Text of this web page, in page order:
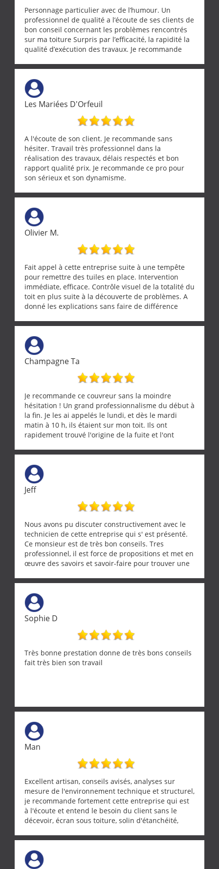
Personnage particulier avec de l’humour. Un
professionnel de qualité a l’écoute de ses clients de
bon conseil concernant les problèmes rencontrés
sur ma toiture Surpris par l’efficacité, la rapidité la
qualité d’exécution des travaux. Je recommande
Les Mariées D'Orfeuil
A l'écoute de son client. Je recommande sans
hésiter. Travail très professionnel dans la
réalisation des travaux, délais respectés et bon
rapport qualité prix. Je recommande ce pro pour
son sérieux et son dynamisme.
Olivier M.
Fait appel à cette entreprise suite à une tempête
pour remettre des tuiles en place. Intervention
immédiate, efficace. Contrôle visuel de la totalité du
toit en plus suite à la découverte de problèmes. A
donné les explications sans faire de différence
Champagne Ta
Je recommande ce couvreur sans la moindre
hésitation ! Un grand professionnalisme du début à
la fin. Je les ai appelés le lundi, et dès le mardi
matin à 10 h, ils étaient sur mon toit. Ils ont
rapidement trouvé l'origine de la fuite et l'ont
Une équipe sérieuse, réactive et compétente. C'est
vraiment rassurant de pouvoir compter sur des
artisans aussi professionnels. Merci encore !
Jeff
Nous avons pu discuter constructivement avec le
technicien de cette entreprise qui s' est présenté.
Ce monsieur est de très bon conseils. Tres
professionnel, il est force de propositions et met en
œuvre des savoirs et savoir-faire pour trouver une
demande de l écoute et de la considération, ce qui
ne se trouve que chez les pationnés de leur métier.
Merci a ce monsieur pour sa disponibilité
Sophie D
Très bonne prestation donne de très bons conseils
fait très bien son travail
Man
Excellent artisan, conseils avisés, analyses sur
mesure de l'environnement technique et structurel,
je recommande fortement cette entreprise qui est
à l'écoute et entend le besoin du client sans le
décevoir, écran sous toiture, solin d'étanchéité,
récupérateur d'eau, tout a été parfaitement mis en
œuvre sans besoin d'y revenir. confiance assurée.